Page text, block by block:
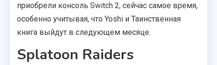
приобрели консоль Switch 2, сейчас самое время,
особенно учитывая, что Yoshi и Таинственная
книга выйдут в следующем месяце.
Splatoon Raiders